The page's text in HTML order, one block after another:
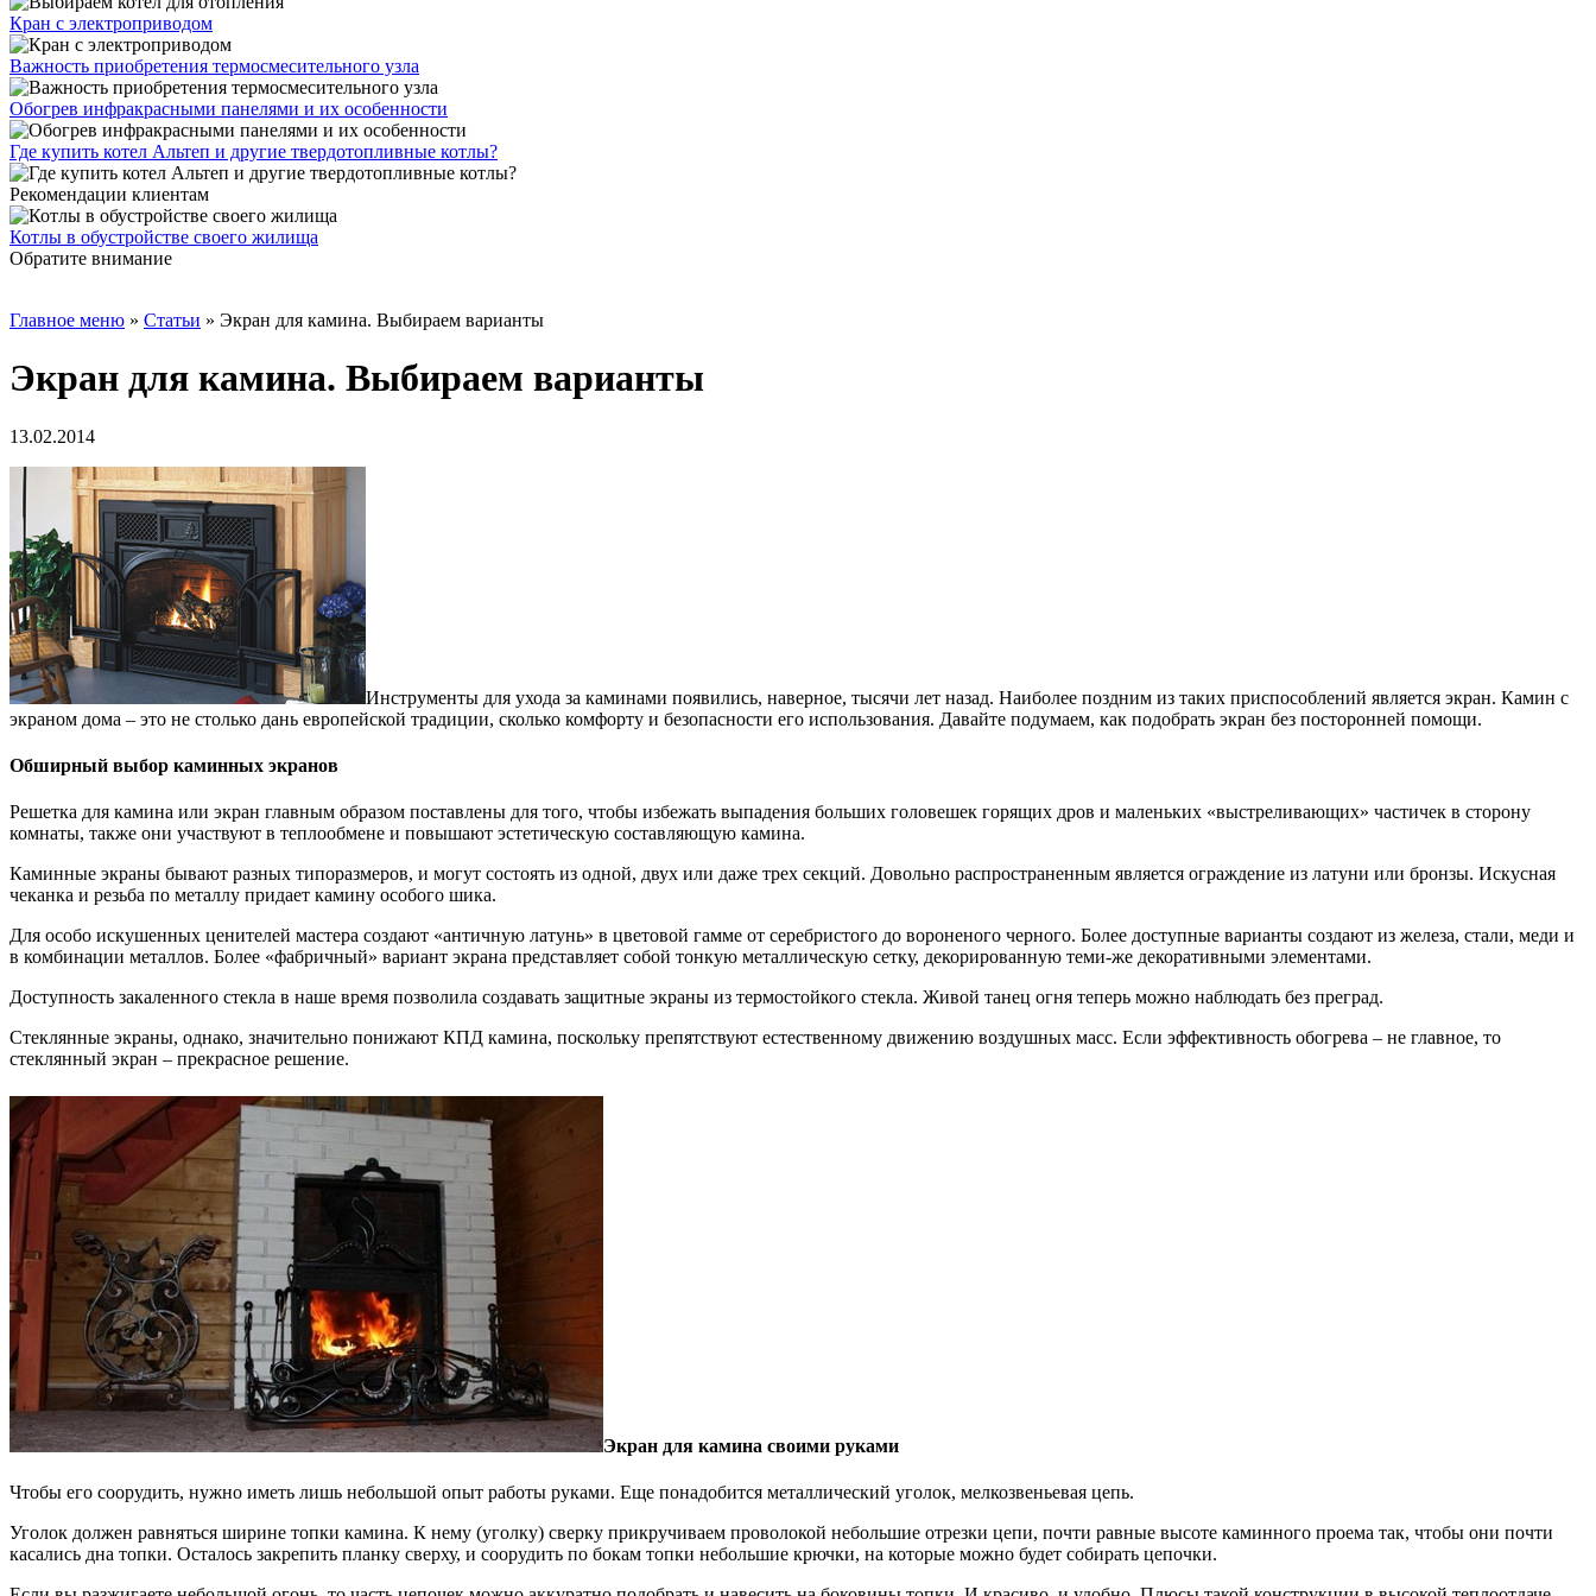
Кран с электроприводом
Важность приобретения термосмесительного узла
Обогрев инфракрасными панелями и их особенности
Где купить котел Альтеп и другие твердотопливные котлы?
Рекомендации клиентам
Котлы в обустройстве своего жилища
Обратите внимание
Главное меню » Статьи » Экран для камина. Выбираем варианты
Экран для камина. Выбираем варианты
13.02.2014
Инструменты для ухода за каминами появились, наверное, тысячи лет назад. Наиболее поздним из таких приспособлений является экран. Камин с
экраном дома – это не столько дань европейской традиции, сколько комфорту и безопасности его использования. Давайте подумаем, как подобрать экран без посторонней помощи.
Обширный выбор каминных экранов
Решетка для камина или экран главным образом поставлены для того, чтобы избежать выпадения больших головешек горящих дров и маленьких «выстреливающих» частичек в сторону
комнаты, также они участвуют в теплообмене и повышают эстетическую составляющую камина.
Каминные экраны бывают разных типоразмеров, и могут состоять из одной, двух или даже трех секций. Довольно распространенным является ограждение из латуни или бронзы. Искусная
чеканка и резьба по металлу придает камину особого шика.
Для особо искушенных ценителей мастера создают «античную латунь» в цветовой гамме от серебристого до вороненого черного. Более доступные варианты создают из железа, стали, меди и
в комбинации металлов. Более «фабричный» вариант экрана представляет собой тонкую металлическую сетку, декорированную теми-же декоративными элементами.
Доступность закаленного стекла в наше время позволила создавать защитные экраны из термостойкого стекла. Живой танец огня теперь можно наблюдать без преград.
Стеклянные экраны, однако, значительно понижают КПД камина, поскольку препятствуют естественному движению воздушных масс. Если эффективность обогрева – не главное, то
стеклянный экран – прекрасное решение.
Экран для камина своими руками
Чтобы его соорудить, нужно иметь лишь небольшой опыт работы руками. Еще понадобится металлический уголок, мелкозвеньевая цепь.
Уголок должен равняться ширине топки камина. К нему (уголку) сверку прикручиваем проволокой небольшие отрезки цепи, почти равные высоте каминного проема так, чтобы они почти
касались дна топки. Осталось закрепить планку сверху, и соорудить по бокам топки небольшие крючки, на которые можно будет собирать цепочки.